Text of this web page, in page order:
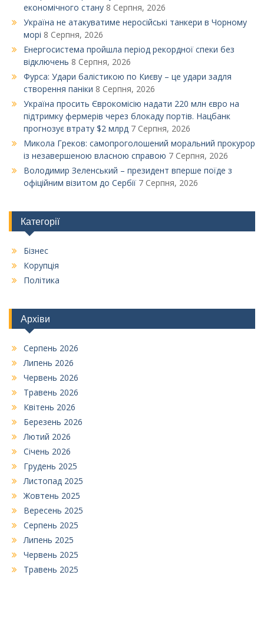
економічного стану 8 Серпня, 2026
Україна не атакуватиме неросійські танкери в Чорному
морі 8 Серпня, 2026
Енергосистема пройшла період рекордної спеки без
відключень 8 Серпня, 2026
Фурса: Удари балістикою по Києву – це удари задля
створення паніки 8 Серпня, 2026
Україна просить Єврокомісію надати 220 млн євро на
підтримку фермерів через блокаду портів. Нацбанк
прогнозує втрату $2 млрд 7 Серпня, 2026
Микола Греков: самопроголошений моральний прокурор
із незавершеною власною справою 7 Серпня, 2026
Володимир Зеленський – президент вперше поїде з
офіційним візитом до Сербії 7 Серпня, 2026
Категорії
Бізнес
Корупція
Політика
Архіви
Серпень 2026
Липень 2026
Червень 2026
Травень 2026
Квітень 2026
Березень 2026
Лютий 2026
Січень 2026
Грудень 2025
Листопад 2025
Жовтень 2025
Вересень 2025
Серпень 2025
Липень 2025
Червень 2025
Травень 2025